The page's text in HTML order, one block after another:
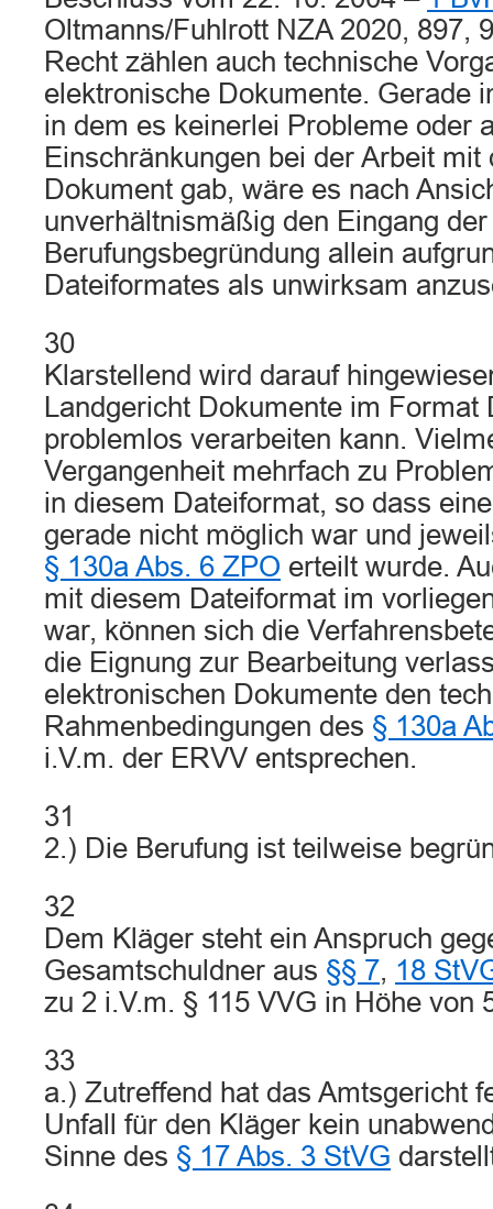
Oltmanns/Fuhlrott NZA 2020, 897,
Recht zählen auch technische
elektronische Dokumente. Gerade
in dem es keinerlei Probleme oder
Einschränkungen bei der Arbeit
Dokument gab, wäre es nach
unverhältnismäßig den Eingang der
Berufungsbegründung allein
Dateiformates als unwirksam
30
Klarstellend wird darauf
Landgericht Dokumente im Format
problemlos verarbeiten kann.
Vergangenheit mehrfach zu
in diesem Dateiformat, so dass
gerade nicht möglich war und
§ 130a Abs. 6 ZPO erteilt wurde.
mit diesem Dateiformat im
war, können sich die
die Eignung zur Bearbeitung
elektronischen Dokumente den
Rahmenbedingungen des § 130a
i.V.m. der ERVV entsprechen.
31
2.) Die Berufung ist teilweise
32
Dem Kläger steht ein Anspruch
Gesamtschuldner aus §§ 7, 18
zu 2 i.V.m. § 115 VVG in Höhe von
33
a.) Zutreffend hat das Amtsgericht
Unfall für den Kläger kein
Sinne des § 17 Abs. 3 StVG